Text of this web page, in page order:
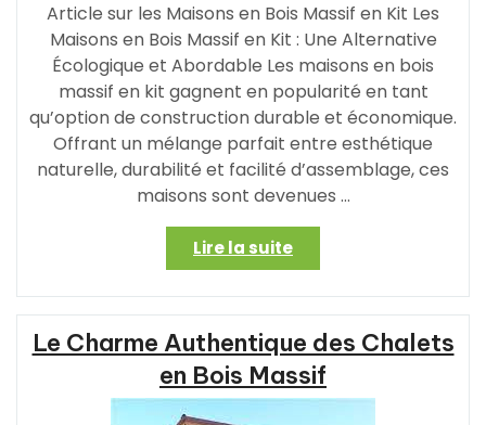
Article sur les Maisons en Bois Massif en Kit Les
Maisons en Bois Massif en Kit : Une Alternative
Écologique et Abordable Les maisons en bois
massif en kit gagnent en popularité en tant
qu’option de construction durable et économique.
Offrant un mélange parfait entre esthétique
naturelle, durabilité et facilité d’assemblage, ces
maisons sont devenues …
Lire la suite« Construisez
Votre
Rêve
:
Optez
pour
une
Le Charme Authentique des Chalets
en Bois Massif